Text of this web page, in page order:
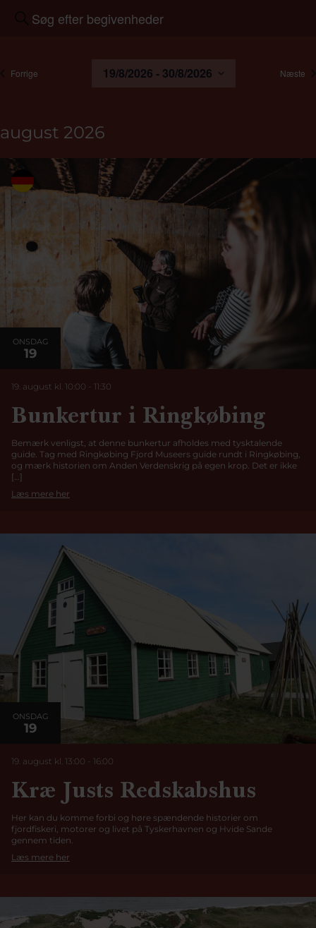
Search
Navigation
nøgleord.
Begivenheder
Forrige 19/8/2026 - 30/8/2026 Næste
august 2026
ONSDAG
19
19. august kl. 10:00 - 11:30
Bunkertur i Ringkøbing
Bemærk venligst, at denne bunkertur afholdes med tysktalende
guide. Tag med Ringkøbing Fjord Museers guide rundt i Ringkøbing,
og mærk historien om Anden Verdenskrig på egen krop. Det er ikke
[…]
Læs mere her
ONSDAG
19
19. august kl. 13:00 - 16:00
Kræ Justs Redskabshus
Her kan du komme forbi og høre spændende historier om
fjordfiskeri, motorer og livet på Tyskerhavnen og Hvide Sande
gennem tiden.
Læs mere her